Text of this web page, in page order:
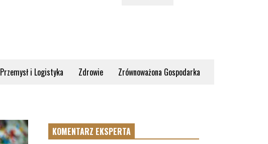
Przemysł i Logistyka Zdrowie Zrównoważona Gospodarka
KOMENTARZ EKSPERTA